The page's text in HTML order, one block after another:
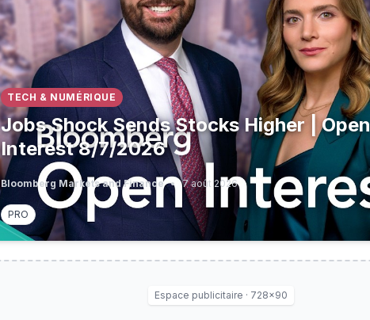
TECH & NUMÉRIQUE
Jobs Shock Sends Stocks Higher | Open
Interest 8/7/2026
Bloomberg Markets and Finance • 7 août 2026
PRO
Espace publicitaire · 728×90